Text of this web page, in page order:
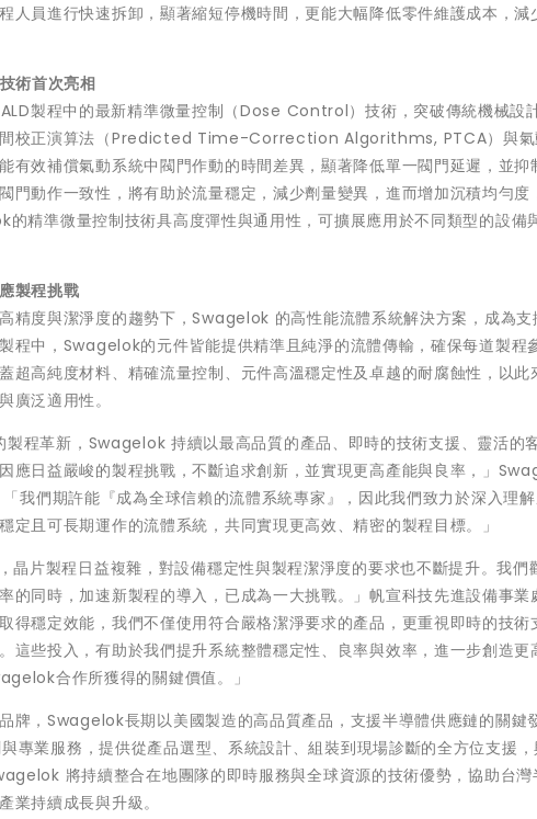
人員進行快速拆卸，顯著縮短停機時間，更能大幅降低零件維護成本，
術首次亮相
製程中的最新精準微量控制（Dose Control）技術，突破傳統機械設
間校正演算法（Predicted Time-Correction Algorithms, PTCA）與氣
有效補償氣動系統中閥門作動的時間差異，顯著降低單一閥門延遲，並
門動作一致性，將有助於流量穩定，減少劑量變異，進而增加沉積均勻
精準微量控制技術具高度彈性與通用性，可擴展應用於不同類型的設備
製程挑戰
精度與潔淨度的趨勢下，Swagelok 的高性能流體系統解決方案，成為支
程中，Swagelok的元件皆能提供精準且純淨的流體傳輸，確保每道製程
超高純度材料、精確流量控制、元件高溫穩定性及卓越的耐腐蝕性，以
廣泛適用性。
製程革新，Swagelok 持續以最高品質的產品、即時的技術支援、靈活的
應日益嚴峻的製程挑戰，不斷追求創新，並實現更高產能與良率，」
我們期許能『成為全球信賴的流體系統專家』，因此我們致力於深入理
定且可長期運作的流體系統，共同實現更高效、精密的製程目標。」
晶片製程日益複雜，對設備穩定性與製程潔淨度的要求也不斷提升。我
的同時，加速新製程的導入，已成為一大挑戰。」帆宣科技先進設備事
得穩定效能，我們不僅使用符合嚴格潔淨要求的產品，更重視即時的技
這些投入，有助於我們提升系統整體穩定性、良率與效率，進一步創造
合作所獲得的關鍵價值。」
牌，Swagelok長期以美國製造的高品質產品，支援半導體供應鏈的關鍵
專業服務，提供從產品選型、系統設計、組裝到現場診斷的全方位支援
將持續整合在地團隊的即時服務與全球資源的技術優勢，協助台
業持續成長與升級。